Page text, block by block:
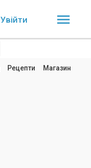
Увійти
Рецепти Магазин